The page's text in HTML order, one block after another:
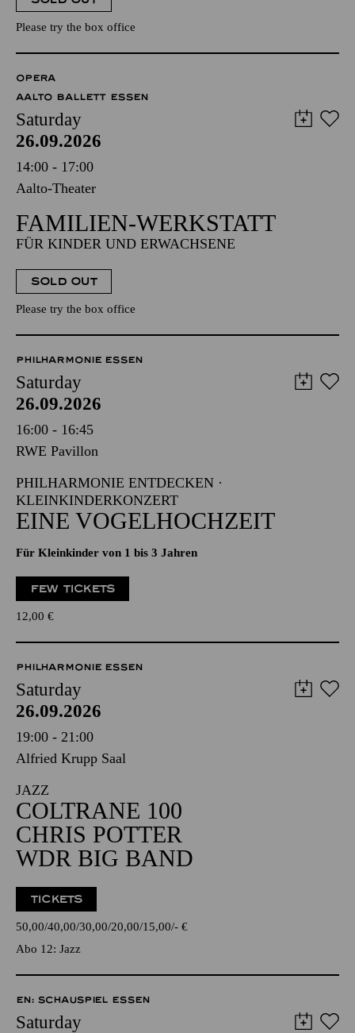
Please try the box office
OPERA
AALTO BALLETT ESSEN
Saturday
26.09.2026
14:00 - 17:00
Aalto-Theater
FAMILIEN-WERKSTATT
FÜR KINDER UND ERWACHSENE
SOLD OUT
Please try the box office
PHILHARMONIE ESSEN
Saturday
26.09.2026
16:00 - 16:45
RWE Pavillon
PHILHARMONIE ENTDECKEN ·
KLEINKINDERKONZERT
EINE VOGELHOCHZEIT
Für Kleinkinder von 1 bis 3 Jahren
FEW TICKETS
12,00 €
PHILHARMONIE ESSEN
Saturday
26.09.2026
19:00 - 21:00
Alfried Krupp Saal
JAZZ
COLTRANE 100
CHRIS POTTER
WDR BIG BAND
TICKETS
50,00 40,00 30,00 20,00 15,00 - €
Abo 12: Jazz
EN: SCHAUSPIEL ESSEN
Saturday